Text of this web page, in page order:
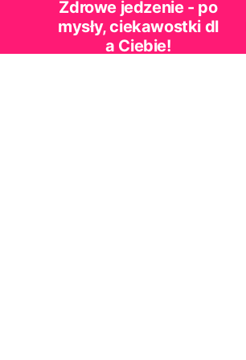
Zdrowe jedzenie - po
mysły, ciekawostki dl
a Ciebie!